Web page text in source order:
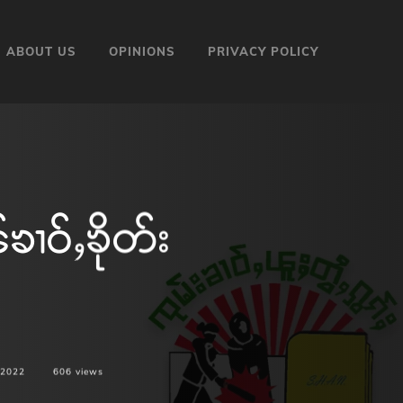
ABOUT US OPINIONS PRIVACY POLICY
ၢဝ်ႇၶိုတ်း
606 views